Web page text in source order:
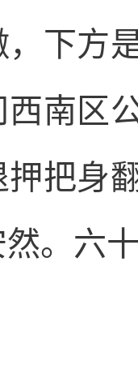
下方
西南区
把身
。六